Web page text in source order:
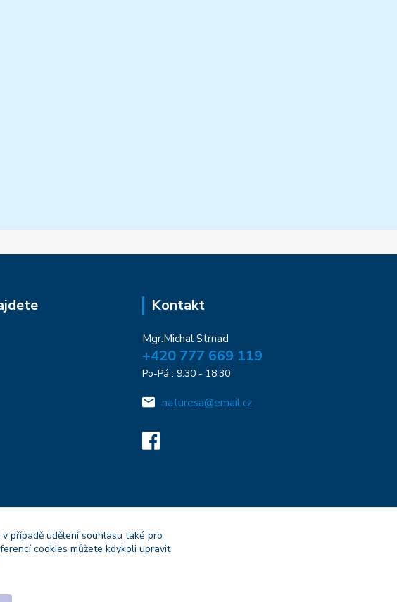
Kontakt
Mgr.Michal Strnad
+420 777 669 119
Po-Pá : 9:30 - 18:30
naturesa@email.cz
případě udělení souhlasu také pro
cookies můžete kdykoli upravit